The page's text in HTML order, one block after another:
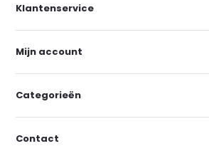
Klantenservice
Mijn account
Categorieën
Contact